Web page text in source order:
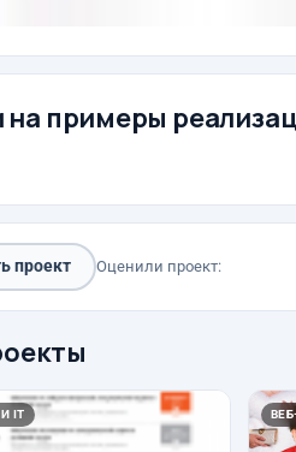
примеры
проект Оценили проект:
IT